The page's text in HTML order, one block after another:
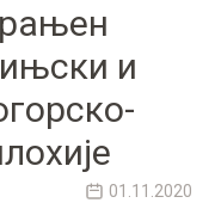
и
01.11.2020